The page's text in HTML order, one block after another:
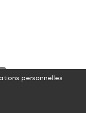
personnelles